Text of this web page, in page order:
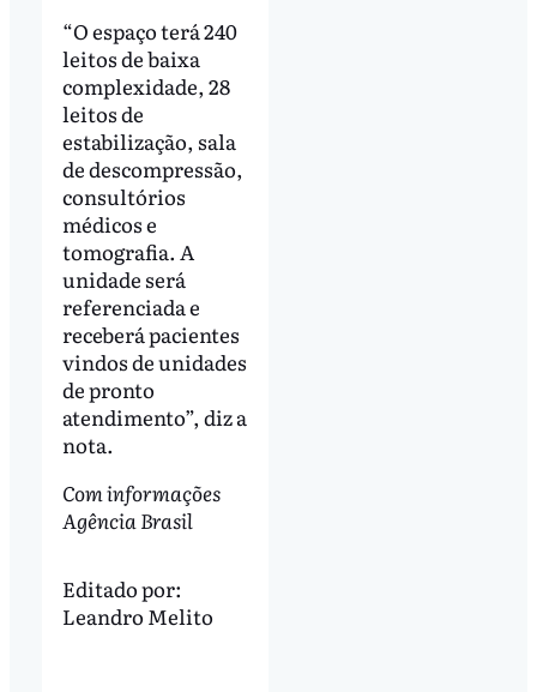
“O espaço terá 240
leitos de baixa
complexidade, 28
leitos de
estabilização, sala
de descompressão,
consultórios
médicos e
tomografia. A
unidade será
referenciada e
receberá pacientes
vindos de unidades
de pronto
atendimento”, diz a
nota.
Com informações
Agência Brasil
Editado por:
Leandro Melito